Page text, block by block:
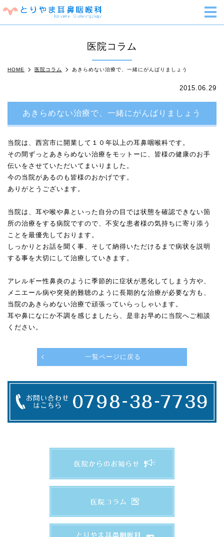
医院コラム
HOME 医院コラム あきらめない治療で、一緒にがんばりましょう
2015.06.29
あきらめない治療で、一緒にがんばりましょう
当院は、西宮市に開業して１０年以上の耳鼻咽喉科です。
その間ずっとあきらめない治療をモットーに、皆様の健康のお手
伝いをさせていただいてまいりました。
今の当院があるのも皆様のおかげです。
ありがとうございます。
当院は、耳や喉や鼻といった自分の目では状態を確認できない箇
所の治療をする病院ですので、不安な患者様の気持ちに寄り添う
ことを最優先しております。
しっかりとお話を聞く事、そして納得いただけるまで病状を説明
する事を大切にして治療していきます。
アレルギー性鼻炎のように季節的に症状が悪化してしまう方や、
メニエール病や突発的難聴のように長期的な治療が必要な方も、
当院のあきらめない治療で頑張っていらっしゃいます。
耳や鼻になにか不調を感じましたら、是非お早めに当院へご相談
ください。
一覧ページに戻る